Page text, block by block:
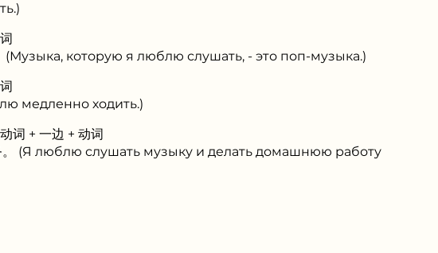
(Музыка, которую я люблю слушать, - это поп-музыка.)
медленно ходить.)
词 + 一边 + 动词
。 (Я люблю слушать музыку и делать домашнюю работу